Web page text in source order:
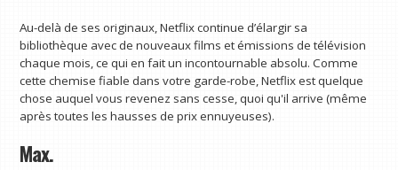
Au-delà de ses originaux, Netflix continue d’élargir sa
bibliothèque avec de nouveaux films et émissions de télévision
chaque mois, ce qui en fait un incontournable absolu. Comme
cette chemise fiable dans votre garde-robe, Netflix est quelque
chose auquel vous revenez sans cesse, quoi qu'il arrive (même
après toutes les hausses de prix ennuyeuses).
Max.